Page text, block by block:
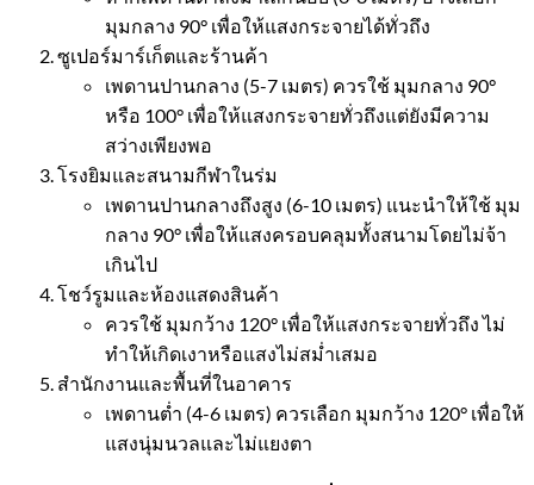
มุมกลาง 90° เพื่อให้แสงกระจายได้ทั่วถึง
ซูเปอร์มาร์เก็ตและร้านค้า
เพดานปานกลาง (5-7 เมตร) ควรใช้ มุมกลาง 90°
หรือ 100° เพื่อให้แสงกระจายทั่วถึงแต่ยังมีความ
สว่างเพียงพอ
โรงยิมและสนามกีฬาในร่ม
เพดานปานกลางถึงสูง (6-10 เมตร) แนะนำให้ใช้ มุม
กลาง 90° เพื่อให้แสงครอบคลุมทั้งสนามโดยไม่จ้า
เกินไป
โชว์รูมและห้องแสดงสินค้า
ควรใช้ มุมกว้าง 120° เพื่อให้แสงกระจายทั่วถึง ไม่
ทำให้เกิดเงาหรือแสงไม่สม่ำเสมอ
สำนักงานและพื้นที่ในอาคาร
เพดานต่ำ (4-6 เมตร) ควรเลือก มุมกว้าง 120° เพื่อให้
แสงนุ่มนวลและไม่แยงตา